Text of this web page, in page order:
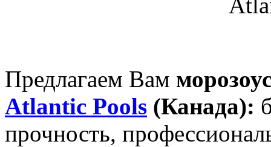
Предлагаем Вам
Atlantic Pools (Канада):
прочность,